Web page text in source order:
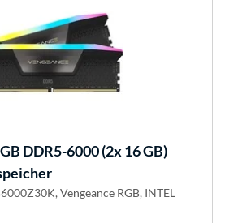
DDR5-6000 (2x 16 GB)
Vengeance RGB, INTEL